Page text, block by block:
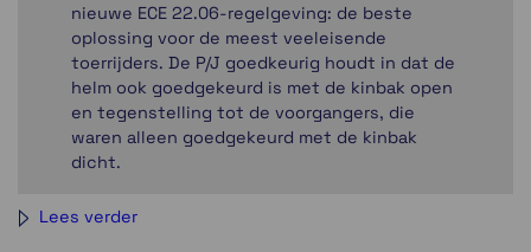
nieuwe ECE 22.06-regelgeving: de beste
oplossing voor de meest veeleisende
toerrijders. De P/J goedkeurig houdt in dat de
helm ook goedgekeurd is met de kinbak open
en tegenstelling tot de voorgangers, die
waren alleen goedgekeurd met de kinbak
dicht.
De helmschaal is gemaakt volgends de
(unieke) Schuberth Direct Fibre Processing
Lees verder